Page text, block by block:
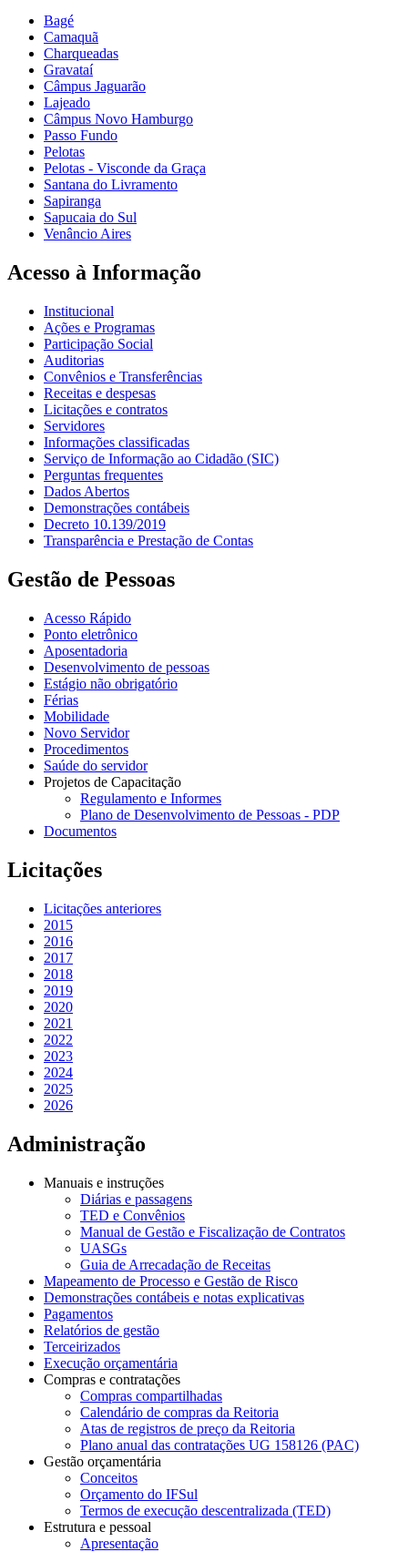
Bagé
Camaquã
Charqueadas
Gravataí
Câmpus Jaguarão
Lajeado
Câmpus Novo Hamburgo
Passo Fundo
Pelotas
Pelotas - Visconde da Graça
Santana do Livramento
Sapiranga
Sapucaia do Sul
Venâncio Aires
Acesso à Informação
Institucional
Ações e Programas
Participação Social
Auditorias
Convênios e Transferências
Receitas e despesas
Licitações e contratos
Servidores
Informações classificadas
Serviço de Informação ao Cidadão (SIC)
Perguntas frequentes
Dados Abertos
Demonstrações contábeis
Decreto 10.139/2019
Transparência e Prestação de Contas
Gestão de Pessoas
Acesso Rápido
Ponto eletrônico
Aposentadoria
Desenvolvimento de pessoas
Estágio não obrigatório
Férias
Mobilidade
Novo Servidor
Procedimentos
Saúde do servidor
Projetos de Capacitação
Regulamento e Informes
Plano de Desenvolvimento de Pessoas - PDP
Documentos
Licitações
Licitações anteriores
2015
2016
2017
2018
2019
2020
2021
2022
2023
2024
2025
2026
Administração
Manuais e instruções
Diárias e passagens
TED e Convênios
Manual de Gestão e Fiscalização de Contratos
UASGs
Guia de Arrecadação de Receitas
Mapeamento de Processo e Gestão de Risco
Demonstrações contábeis e notas explicativas
Pagamentos
Relatórios de gestão
Terceirizados
Execução orçamentária
Compras e contratações
Compras compartilhadas
Calendário de compras da Reitoria
Atas de registros de preço da Reitoria
Plano anual das contratações UG 158126 (PAC)
Gestão orçamentária
Conceitos
Orçamento do IFSul
Termos de execução descentralizada (TED)
Estrutura e pessoal
Apresentação